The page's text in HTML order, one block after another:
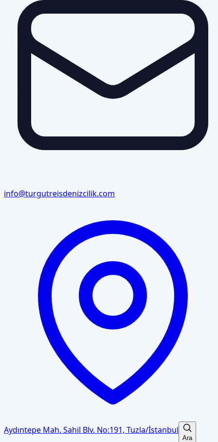
info@turgutreisdenizcilik.com
Aydıntepe Mah. Sahil Blv. No:191, Tuzla/İstanbul
Ara